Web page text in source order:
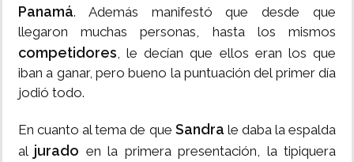
Panamá. Además manifestó que desde que
llegaron muchas personas, hasta los mismos
competidores, le decían que ellos eran los que
iban a ganar, pero bueno la puntuación del primer día
jodió todo.
En cuanto al tema de que Sandra le daba la espalda
al jurado en la primera presentación, la tipiquera